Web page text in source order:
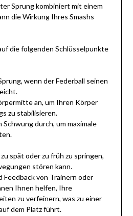
Sprung kombiniert mit einem
die Wirkung Ihres Smashs
die folgenden Schlüsselpunkte
wenn der Federball seinen
an, um Ihren Körper
zu stabilisieren.
Schwung durch, um maximale
spät oder zu früh zu springen,
stören kann.
Feedback von Trainern oder
Ihnen helfen, Ihre
zu verfeinern, was zu einer
dem Platz führt.